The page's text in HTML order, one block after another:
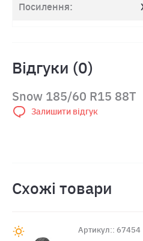
Посилення:
Відгуки (0)
Snow 185/60 R15 88T
Залишити відгук
Схожі товари
Артикул:: 67454